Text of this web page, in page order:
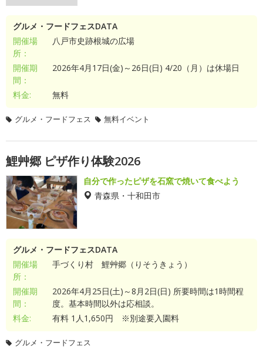
グルメ・フードフェスDATA
開催場
所：
八戸市史跡根城の広場
開催期
間：
2026年4月17日(金)～26日(日) 4/20（月）は休場日
料金: 無料
グルメ・フードフェス 無料イベント
鯉艸郷 ピザ作り体験2026
自分で作ったピザを石窯で焼いて食べよう
青森県・十和田市
グルメ・フードフェスDATA
開催場
所：
手づくり村 鯉艸郷（りそうきょう）
開催期
間：
2026年4月25日(土)～8月2日(日) 所要時間は1時間程
度。基本時間以外は応相談。
料金:
有料 1人1,650円 ※別途要入園料
グルメ・フードフェス